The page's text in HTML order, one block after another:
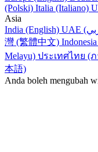
(Polski) Italia (Italiano)
Asia
India (English)
灣 (繁體中文)
Melayu) ประเทศไทย (
本語)
Anda boleh mengubah